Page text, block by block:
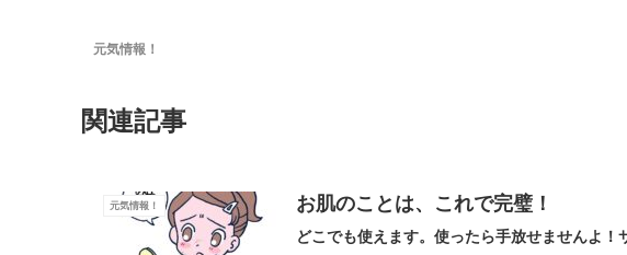
元気情報！
関連記事
元気情報！ お肌のことは、これで完璧！
どこでも使えます。使ったら手放せませんよ